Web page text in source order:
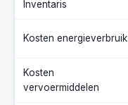
Inventaris
Kosten energieverbruik
Kosten
vervoermiddelen